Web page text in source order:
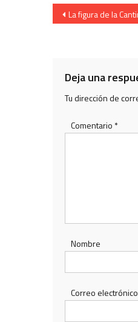
La figura de la Cantinera de la Tamborrada del
Deja una
Tu dirección de
Comentario *
Nombre
Correo electrónico